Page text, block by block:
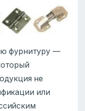
фурнитуру —
не
или